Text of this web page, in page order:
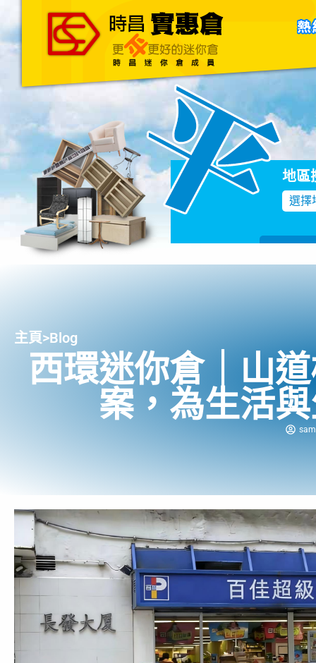
主頁 關於我們 聯絡我們
地區
選擇
主頁>Blog
西環迷你倉｜山
案，為生活